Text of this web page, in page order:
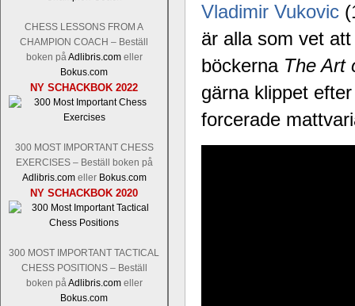
CHESS LESSONS FROM A
CHAMPION COACH – Beställ
boken påAdlibris.comeller
Bokus.com
NY SCHACKBOK 2022
300 MOST IMPORTANT CHESS
EXERCISES – Beställ boken på
Adlibris.comeller Bokus.com
NY SCHACKBOK 2020
300 MOST IMPORTANT TACTICAL
CHESS POSITIONS – Beställ
boken påAdlibris.comeller
Bokus.com
Den sjunde upplagan av
den starkaste i U.S.A, spelas
Levon Aronian-Maxime Vachier-
Nakamura-Fabiano Caruanaoch
han dock göra denna gång om
norsk massmedia som inte riktigt
nämligen den sistnämnda
den spelformen ett steg i rätt
Vladimir Vukovic
är alla som vet
böckerna The Art
gärna klippet
forcerade